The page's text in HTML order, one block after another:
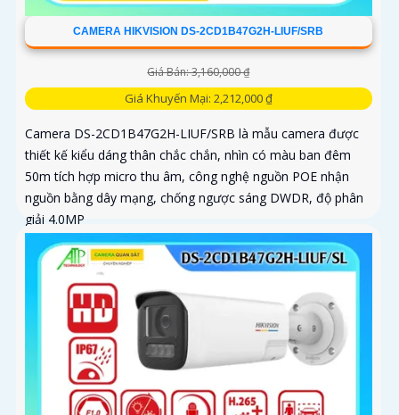
CAMERA HIKVISION DS-2CD1B47G2H-LIUF/SRB
Giá Bán: 3,160,000 ₫
Giá Khuyến Mại: 2,212,000 ₫
Camera DS-2CD1B47G2H-LIUF/SRB là mẫu camera được
thiết kế kiểu dáng thân chắc chắn, nhìn có màu ban đêm
50m tích hợp micro thu âm, công nghệ nguồn POE nhận
nguồn bằng dây mạng, chống ngược sáng DWDR, độ phân
giải 4.0MP